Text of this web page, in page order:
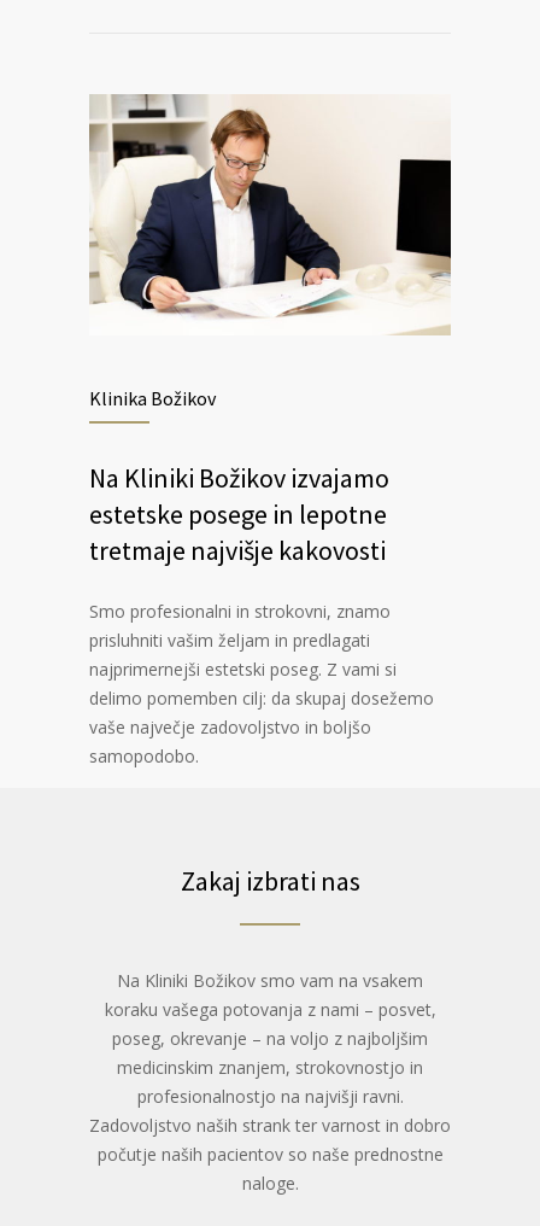
Klinika Božikov
Na Kliniki Božikov izvajamo
estetske posege in lepotne
tretmaje najvišje kakovosti
Smo profesionalni in strokovni, znamo
prisluhniti vašim željam in predlagati
najprimernejši estetski poseg. Z vami si
delimo pomemben cilj: da skupaj dosežemo
vaše največje zadovoljstvo in boljšo
samopodobo.
Zakaj izbrati nas
Na Kliniki Božikov smo vam na vsakem
koraku vašega potovanja z nami – posvet,
poseg, okrevanje – na voljo z najboljšim
medicinskim znanjem, strokovnostjo in
profesionalnostjo na najvišji ravni.
Zadovoljstvo naših strank ter varnost in dobro
počutje naših pacientov so naše prednostne
naloge.